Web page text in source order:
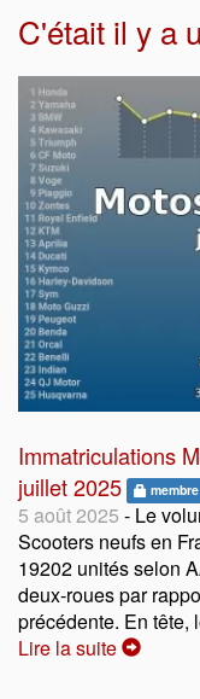
C'était il y a
Immatriculations
juillet 2025
membre
5 août 2025 - Le
Scooters neufs en
19202 unités selon
deux-roues par
précédente. En tête,
Lire la suite